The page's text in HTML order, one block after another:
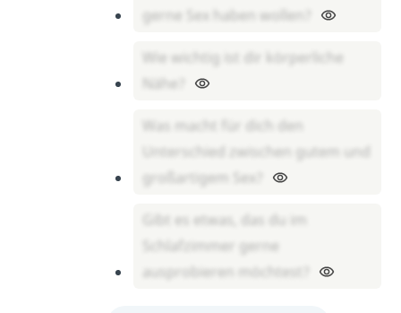
gerne Sex haben wollen?
Wie wichtig ist dir körperliche
Nähe?
Was macht für dich den
Unterschied zwischen gutem und
großartigem Sex?
Gibt es etwas, das du im
Schlafzimmer gerne
ausprobieren möchtest?